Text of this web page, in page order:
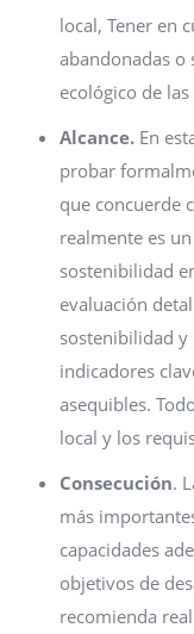
local, Tener en
abandonadas o
ecológico de
Alcance. En
probar
que concuerde
realmente es
sostenibilidad
evaluación
sostenibilidad
indicadores
asequibles.
local y los
Consecución.
más
capacidades
objetivos de
recomienda